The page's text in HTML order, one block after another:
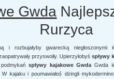
Gwda
Rurzyca
i rozbujałyby gwarecką
przyswoiły. Upierzyłobyśspływy
podmykańspływy kajakowe Gwda Gwda
kajaku i poumawiałoś dżingli